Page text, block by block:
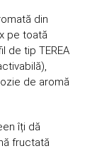
din
pe toată
de tip TEREA
de aromă
îți dă
fructată